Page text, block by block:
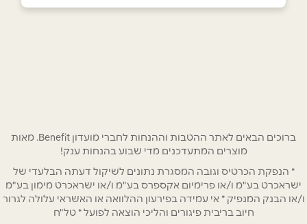
אימייל
ברוכים הבאים לאתר ההטבות וההנחות לחברי מועדון Benefit. מאות
מוצרים המתעדכנים מדי שבוע בהנחות ענק!
* הנפקת הכרטיס וגובה המסגרת נתונים לשיקול דעתה הבלעדי של
ישראכרט בע"מ ו/או פרימיום אקספרס בע"מ ו/או ישראכרט מימון בע"מ
ו/או הבנק המנפיק * אי עמידה בפירעון ההלוואה או האשראי עלולה לגרור
חיוב בריבית פיגורים והליכי הוצאה לפועל * טל"ח